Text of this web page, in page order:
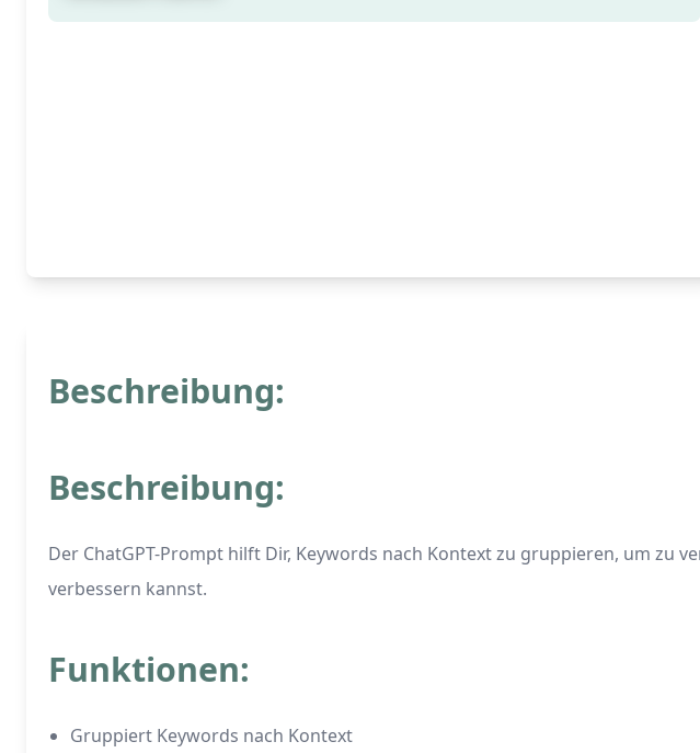
Beschreibung:
Beschreibung:
Der ChatGPT-Prompt hilft Dir, Keywords nach Kontext zu gruppieren, um zu
verbessern kannst.
Funktionen:
Gruppiert Keywords nach Kontext